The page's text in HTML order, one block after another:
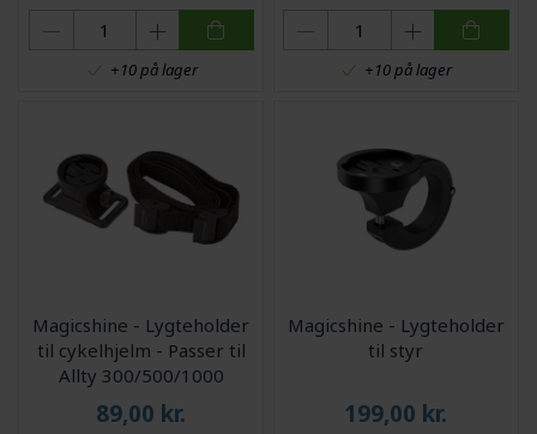
+10 på lager +10 på lager
Magicshine - Lygteholder
til cykelhjelm - Passer til
Allty 300/500/1000
89,00 kr.
Magicshine - Lygteholder
til styr
199,00 kr.